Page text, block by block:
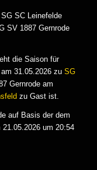
SC Leinefelde
SV 1887 Gernrode
die Saison für
31.05.2026 zu SG
Gernrode am
zu Gast ist.
auf Basis der dem
um 20:54